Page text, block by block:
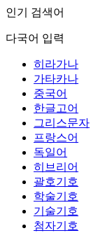
인기 검색어
다국어 입력
히라가나
가타카나
중국어
한글고어
그리스문자
프랑스어
독일어
히브리어
괄호기호
학술기호
기술기호
첨자기호